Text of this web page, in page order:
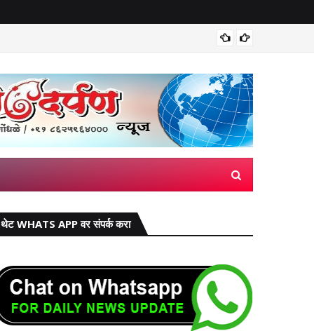
थेट WHATS APP वर संपर्क करा